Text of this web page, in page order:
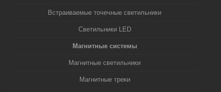
Встраиваемые точечные светильники
Светильники LED
Магнитные системы
Магнитные светильники
Магнитные треки